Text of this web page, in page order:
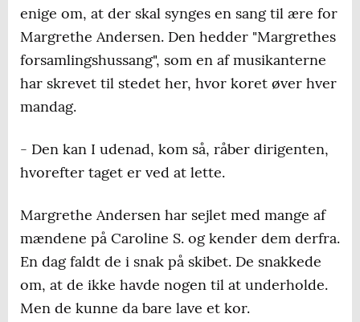
enige om, at der skal synges en sang til ære for
Margrethe Andersen. Den hedder "Margrethes
forsamlingshussang", som en af musikanterne
har skrevet til stedet her, hvor koret øver hver
mandag.
- Den kan I udenad, kom så, råber dirigenten,
hvorefter taget er ved at lette.
Margrethe Andersen har sejlet med mange af
mændene på Caroline S. og kender dem derfra.
En dag faldt de i snak på skibet. De snakkede
om, at de ikke havde nogen til at underholde.
Men de kunne da bare lave et kor.